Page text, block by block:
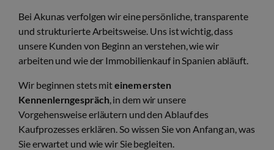
Bei Akunas verfolgen wir eine persönliche, transparente
und strukturierte Arbeitsweise. Uns ist wichtig, dass
unsere Kunden von Beginn an verstehen, wie wir
arbeiten und wie der Immobilienkauf in Spanien abläuft.
Wir beginnen stets miteinem ersten
Kennenlerngespräch, in dem wir unsere
Vorgehensweise erläutern und den Ablauf des
Kaufprozesses erklären. So wissen Sie von Anfang an, was
Sie erwartet und wie wir Sie begleiten.